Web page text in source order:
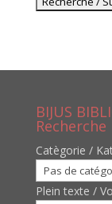
BIJUS
Recherche
Catègorie /
Plein texte /